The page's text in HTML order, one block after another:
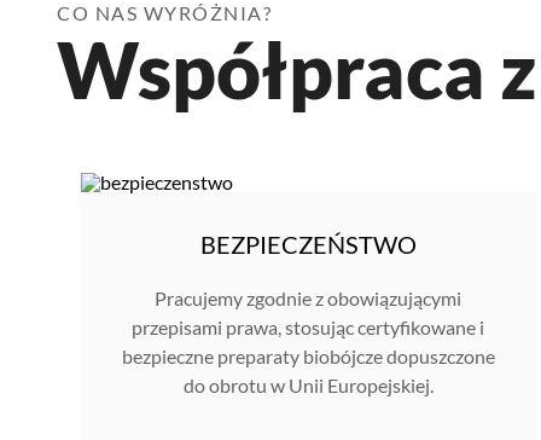
CO NAS WYRÓŻNIA?
Współpraca
BEZPIECZEŃSTWO
Pracujemy zgodnie z obowiązującymi
przepisami prawa, stosując certyfikowane i
bezpieczne preparaty biobójcze dopuszczone
do obrotu w Unii Europejskiej.